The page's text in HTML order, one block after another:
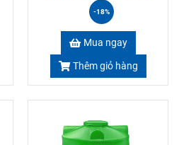
-18%
Mua ngay
Thêm giỏ hàng